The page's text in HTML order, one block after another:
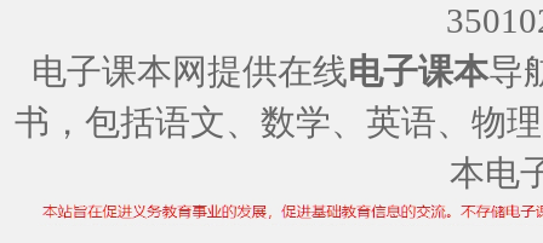
电子课本网提供在线电子课本导
书，包括语文、数学、英语、物
本电